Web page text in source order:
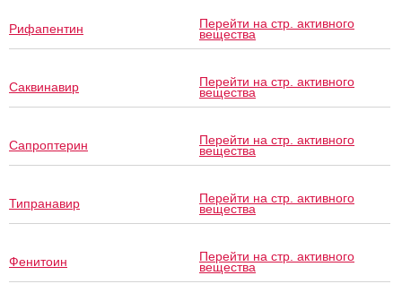
Рифапентин Перейти на стр. активного
вещества
Саквинавир Перейти на стр. активного
вещества
Сапроптерин Перейти на стр. активного
вещества
Типранавир Перейти на стр. активного
вещества
Фенитоин Перейти на стр. активного
вещества